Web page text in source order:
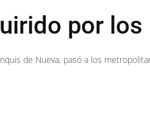
por los
de Nueva, pasó a los